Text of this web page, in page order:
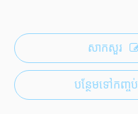
សាកសួរ
បន្ថែមទៅកញ្ចប់